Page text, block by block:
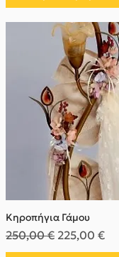
Κηροπήγια Γάμου
Κανονική τιμή
250,00 € Τιμή
225,00 €